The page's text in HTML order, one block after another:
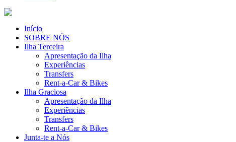
Início
SOBRE NÓS
Ilha Terceira
Apresentação da Ilha
Experiências
Transfers
Rent-a-Car & Bikes
Ilha Graciosa
Apresentação da Ilha
Experiências
Transfers
Rent-a-Car & Bikes
Junta-te a Nós